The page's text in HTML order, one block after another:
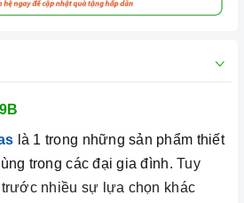
là 1 trong những sản phẩm thiết
trong các đại gia đình. Tuy
nhiều sự lựa chọn khác